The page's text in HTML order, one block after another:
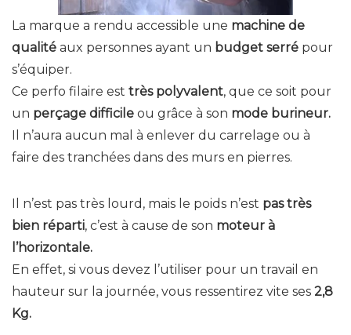
La marque a rendu accessible une machine de
qualité aux personnes ayant un budget serré pour
s’équiper.
Ce perfo filaire est très polyvalent, que ce soit pour
un perçage difficile ou grâce à son mode burineur.
Il n’aura aucun mal à enlever du carrelage ou à
faire des tranchées dans des murs en pierres.
Il n’est pas très lourd, mais le poids n’est pas très
bien réparti, c’est à cause de son moteur à
l’horizontale.
En effet, si vous devez l’utiliser pour un travail en
hauteur sur la journée, vous ressentirez vite ses 2,8
Kg.